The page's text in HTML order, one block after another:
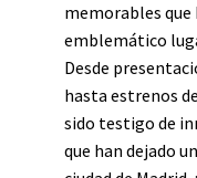
memorables que
emblemático
Desde
hasta estrenos
sido testigo de
que han dejado